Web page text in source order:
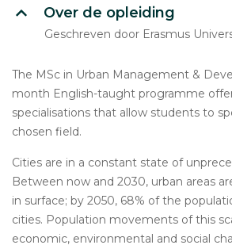
Over de opleiding
Geschreven door Erasmus
The MSc in Urban Management &
month English-taught programme
specialisations that allow students to
chosen field.
Cities are in a constant state of
Between now and 2030, urban areas
in surface; by 2050, 68% of the
cities. Population movements of this
economic, environmental and social